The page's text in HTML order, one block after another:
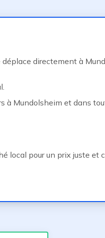
directement à
à Mundolsheim et dans
local pour un prix juste et